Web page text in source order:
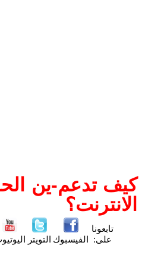
كيف تدعم-ين
الانترنت؟
تابعونا
على: الفيسبوك التويتر